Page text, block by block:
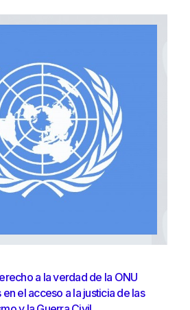
a la verdad de la ONU
el acceso a la justicia de las